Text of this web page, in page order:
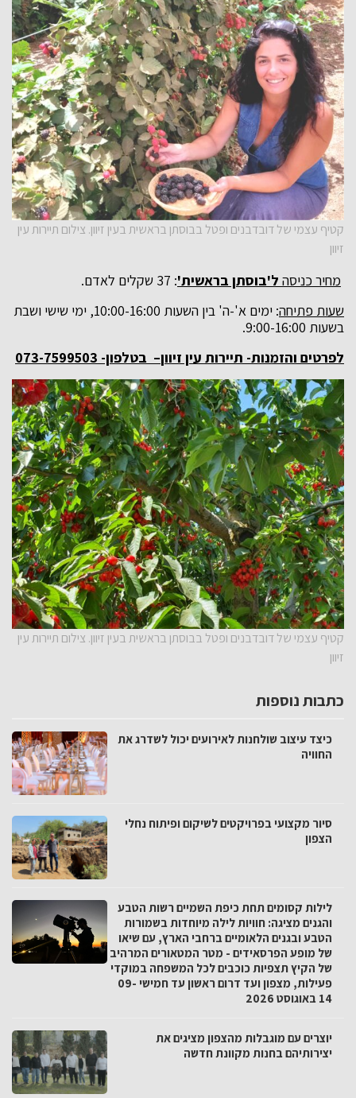
קטיף עצמי של דובדבנים ופטל בבוסתן בראשית בעין זיוון. צילום תיירות עין
זיוון
מחיר כניסה ל'בוסתן בראשית': 37 שקלים לאדם.
שעות פתיחה
: ימים א'-ה' בין השעות 10:00-16:00, ימי שישי ושבת
בשעות 9:00-16:00.
לפרטים והזמנות- תיירות עין זיוון– בטלפון- 073-7599503
קטיף עצמי של דובדבנים ופטל בבוסתן בראשית בעין זיוון. צילום תיירות עין
זיוון
כתבות נוספות
כיצד עיצוב שולחנות לאירועים יכול לשדרג את
החוויה
סיור מקצועי בפרויקטים לשיקום ופיתוח נחלי
הצפון
לילות קסומים תחת כיפת השמיים רשות הטבע
והגנים מציגה: חוויות לילה מיוחדות בשמורות
הטבע ובגנים הלאומיים ברחבי הארץ, עם שיאו
של מופע הפרסאידים - מטר המטאורים המרהיב
של הקיץ תצפיות כוכבים לכל המשפחה במוקדי
פעילות, מצפון ועד דרום ראשון עד חמישי 09-
14 באוגוסט 2026
יוצרים עם מוגבלות מהצפון מציגים את
יצירותיהם בחנות מקוונת חדשה